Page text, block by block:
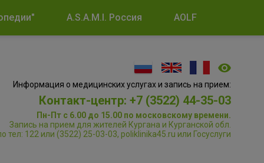
A.S.A.M.I. Россия AOLF
Информация о медицинских услугах и запись на прием:
Контакт-центр: +7 (3522) 44-35-03
Пн-Пт с 6.00 до 15.00 по московскому времени.
Запись на прием для жителей Кургана и Курганской обл.
тел: 122 или (3522) 25-03-03, poliklinika45.ru или Госуслуги